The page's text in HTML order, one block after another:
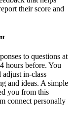
their score and
to questions at
hours before. You
adjust in-class
and ideas. A simple
you from this
connect personally